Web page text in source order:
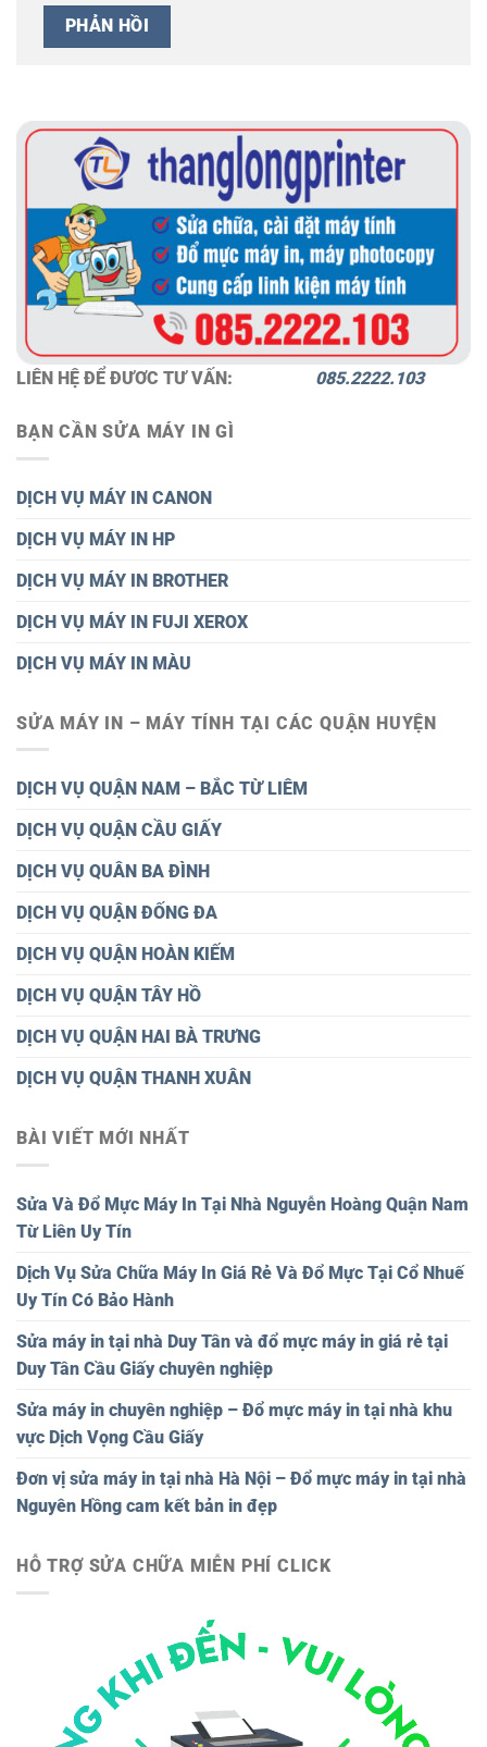
LIÊN HỆ ĐỂ ĐƯƠC TƯ VẤN: 085.2222.103
BẠN CẦN SỬA MÁY IN GÌ
DỊCH VỤ MÁY IN CANON
DỊCH VỤ MÁY IN HP
DỊCH VỤ MÁY IN BROTHER
DỊCH VỤ MÁY IN FUJI XEROX
DỊCH VỤ MÁY IN MÀU
SỬA MÁY IN – MÁY TÍNH TẠI CÁC QUẬN HUYỆN
DỊCH VỤ QUẬN NAM – BẮC TỪ LIÊM
DỊCH VỤ QUẬN CẦU GIẤY
DỊCH VỤ QUÂN BA ĐÌNH
DỊCH VỤ QUẬN ĐỐNG ĐA
DỊCH VỤ QUẬN HOÀN KIẾM
DỊCH VỤ QUẬN TÂY HỒ
DỊCH VỤ QUẬN HAI BÀ TRƯNG
DỊCH VỤ QUẬN THANH XUÂN
BÀI VIẾT MỚI NHẤT
Sửa Và Đổ Mực Máy In Tại Nhà Nguyễn Hoàng Quận Nam
Từ Liên Uy Tín
Dịch Vụ Sửa Chữa Máy In Giá Rẻ Và Đổ Mực Tại Cổ Nhuế
Uy Tín Có Bảo Hành
Sửa máy in tại nhà Duy Tân và đổ mực máy in giá rẻ tại
Duy Tân Cầu Giấy chuyên nghiệp
Sửa máy in chuyên nghiệp – Đổ mực máy in tại nhà khu
vực Dịch Vọng Cầu Giấy
Đơn vị sửa máy in tại nhà Hà Nội – Đổ mực máy in tại nhà
Nguyên Hồng cam kết bản in đẹp
HỖ TRỢ SỬA CHỮA MIỄN PHÍ CLICK